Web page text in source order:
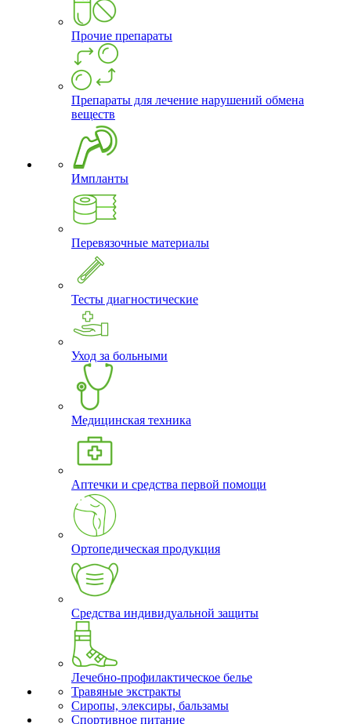
Прочие препараты
Препараты для лечение нарушений обмена
веществ
Импланты
Перевязочные материалы
Тесты диагностические
Уход за больными
Медицинская техника
Аптечки и средства первой помощи
Ортопедическая продукция
Средства индивидуальной защиты
Лечебно-профилактическое белье
Травяные экстракты
Сиропы, элексиры, бальзамы
Спортивное питание